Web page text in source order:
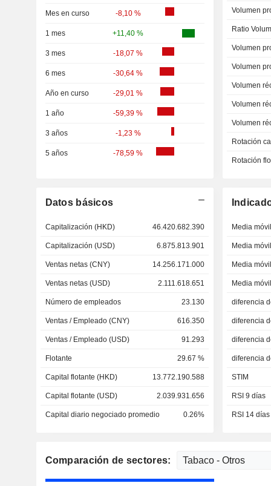
Mes en curso -8,10 %
1 mes +11,40 %
3 mes -18,07 %
6 mes -30,64 %
Año en curso -29,01 %
1 año -59,39 %
3 años -1,23 %
5 años -78,59 %
Volumen
Ratio
Volumen
Volumen
Volumen
Volumen
Volumen
Rotación
Rotación
Datos básicos
Capitalización (HKD) 46.420.682.390
Capitalización (USD) 6.875.813.901
Ventas netas (CNY) 14.256.171.000
Ventas netas (USD) 2.111.618.651
Número de empleados 23.130
Ventas / Empleado (CNY) 616.350
Ventas / Empleado (USD) 91.293
Flotante 29.67 %
Capital flotante (HKD) 13.772.190.588
Capital flotante (USD) 2.039.931.656
Capital diario negociado promedio 0.26%
Media
Media
Media
Media
diferencia
diferencia
diferencia
diferencia
STIM
RSI 9 días
RSI 14 días
Comparación de sectores: